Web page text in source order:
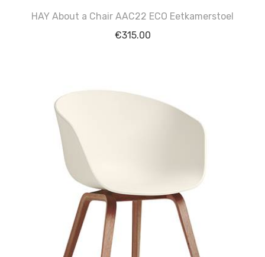
HAY About a Chair AAC22 ECO Eetkamerstoel
€315.00